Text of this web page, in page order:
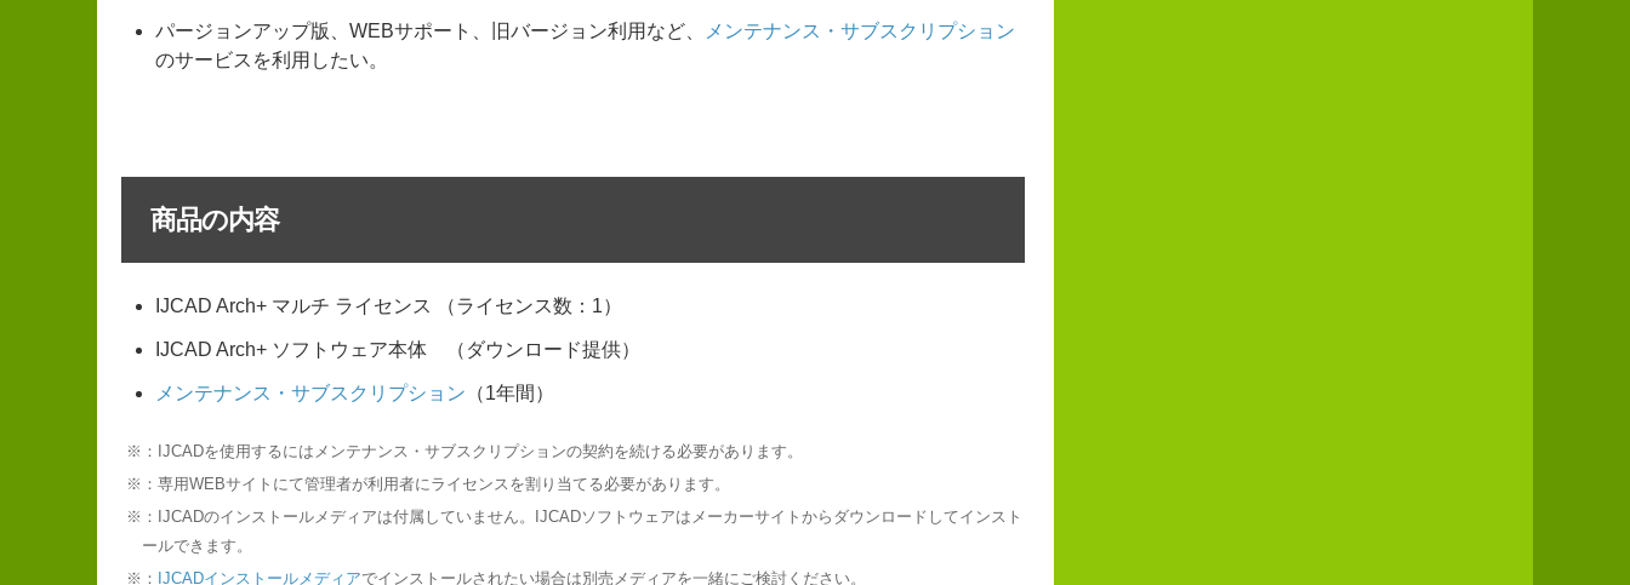
パージョンアップ版、WEBサポート、旧バージョン利用など、
メンテナンス・サブスクリプション
のサービスを利用したい。
商品の内容
IJCAD Arch+ マルチ ライセンス （ライセンス数：1）
IJCAD Arch+ ソフトウェア本体 （ダウンロード提供）
メンテナンス・サブスクリプション （1年間）
※：IJCADを使用するにはメンテナンス・サブスクリプションの契約を続ける必要があります。
※：専用WEBサイトにて管理者が利用者にライセンスを割り当てる必要があります。
※：IJCADのインストールメディアは付属していません。IJCADソフトウェアはメーカーサイトからダウンロードしてインスト
ールできます。
※： IJCADインストールメディアでインストールされたい場合は別売メディアを一緒にご検討ください。